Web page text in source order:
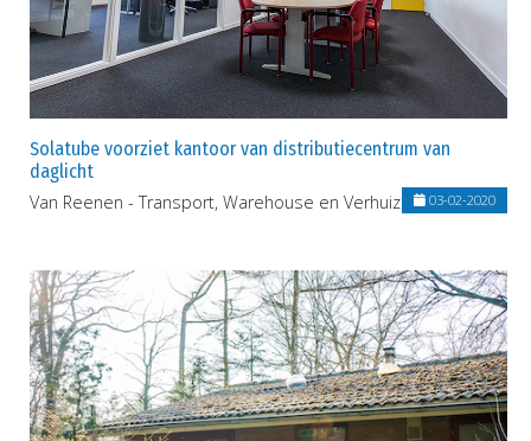
Solatube voorziet kantoor van distributiecentrum van
daglicht
Van Reenen - Transport, Warehouse en Verhuizingen03-02-2020